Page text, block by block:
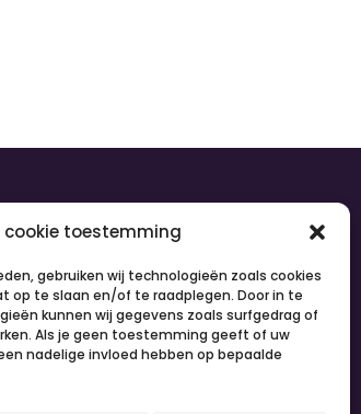
cookie toestemming
gebruiken wij technologieën zoals cookies
op te slaan en/of te raadplegen. Door in te
kunnen wij gegevens zoals surfgedrag of
Als je geen toestemming geeft of uw
nadelige invloed hebben op bepaalde